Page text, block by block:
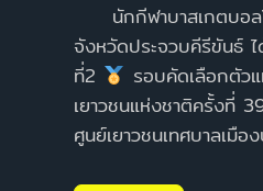
นักกีฬาบาสเกตบอลโ
จังหวัดประจวบคีรีขันธ์ ไ
ที่2
รอบคัดเลือกตัว
เยาวชนแห่งชาติครั้งที่
ศูนย์เยาวชนเทศบาลเมื